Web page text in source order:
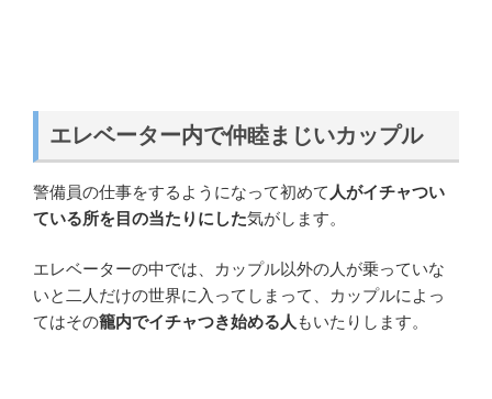
エレベーター内で仲睦まじいカップル
警備員の仕事をするようになって初めて 人がイチャつい
ている所を目の当たりにした気がします。
エレベーターの中では、カップル以外の人が乗っていな
いと二人だけの世界に入ってしまって、カップルによっ
てはその籠内でイチャつき始める人 もいたりします。